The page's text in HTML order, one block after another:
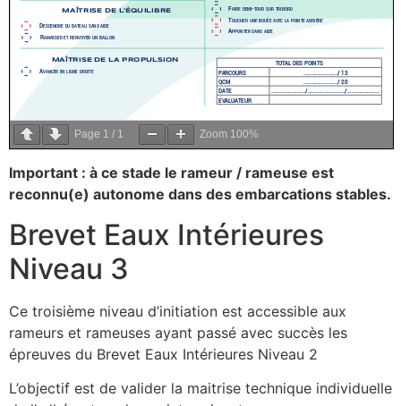
Page 1 / 1 Zoom 100%
Important : à ce stade le rameur / rameuse est
reconnu(e) autonome dans des embarcations stables.
Brevet Eaux Intérieures
Niveau 3
Ce troisième niveau d’initiation est accessible aux
rameurs et rameuses ayant passé avec succès les
épreuves du Brevet Eaux Intérieures Niveau 2
L’objectif est de valider la maitrise technique individuelle